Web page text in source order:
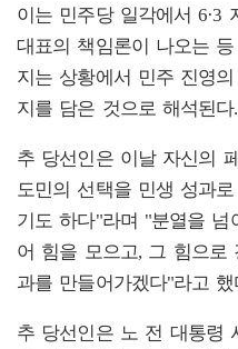
이는 민주당 일각에서 6·3
대표의 책임론이 나오는
지는 상황에서 민주 진영
지를 담은 것으로 해석된다.
추 당선인은 이날 자신의
도민의 선택을 민생 성과
기도 하다"라며 "분열을 넘
어 힘을 모으고, 그 힘으로
과를 만들어가겠다"라고 했
추 당선인은 노 전 대통령